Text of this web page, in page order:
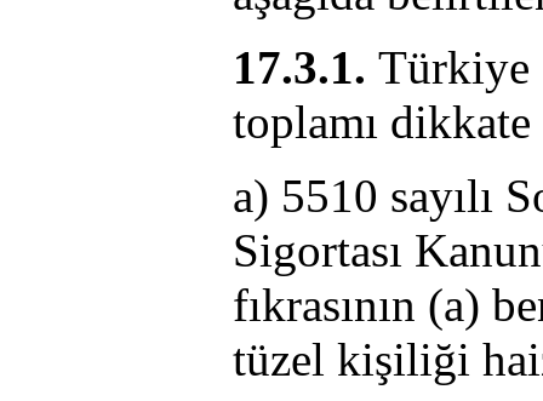
17.3.1. Türkiye
toplamı
a) 5510 sayılı
Sigortası
fıkrasının (a)
tüzel kişiliği